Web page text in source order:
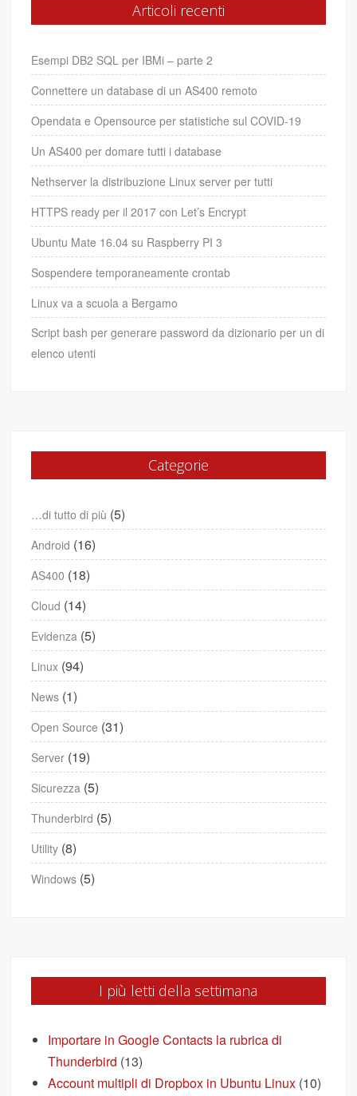
Articoli recenti
Esempi DB2 SQL per IBMi – parte 2
Connettere un database di un AS400 remoto
Opendata e Opensource per statistiche sul COVID-19
Un AS400 per domare tutti i database
Nethserver la distribuzione Linux server per tutti
HTTPS ready per il 2017 con Let’s Encrypt
Ubuntu Mate 16.04 su Raspberry PI 3
Sospendere temporaneamente crontab
Linux va a scuola a Bergamo
Script bash per generare password da dizionario per un di
elenco utenti
Categorie
…di tutto di più (5)
Android (16)
AS400 (18)
Cloud (14)
Evidenza (5)
Linux (94)
News (1)
Open Source (31)
Server (19)
Sicurezza (5)
Thunderbird (5)
Utility (8)
Windows (5)
I più letti della settimana
Importare in Google Contacts la rubrica di
Thunderbird (13)
Account multipli di Dropbox in Ubuntu Linux (10)